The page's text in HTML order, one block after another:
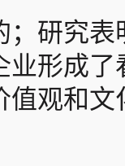
研究
业形成
观和